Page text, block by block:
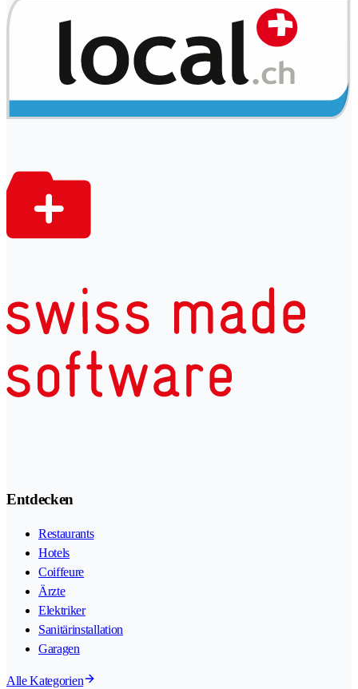
Entdecken
Restaurants
Hotels
Coiffeure
Ärzte
Elektriker
Sanitärinstallation
Garagen
Alle Kategorien